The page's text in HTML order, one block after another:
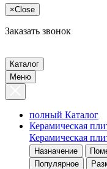
×Close
Заказать звонок
Каталог
Меню
полный Каталог
Керамическая
Керамическая
Назначение
Популярное